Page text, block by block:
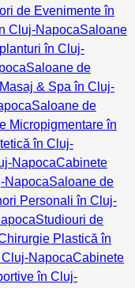
de Evenimente în
Cluj-NapocaSaloane
în Cluj-
Saloane de
& Spa în Cluj-
Saloane de
Micropigmentare în
în Cluj-
NapocaCabinete
NapocaSaloane de
Personali în Cluj-
Studiouri de
Plastică în
NapocaCabinete
în Cluj-